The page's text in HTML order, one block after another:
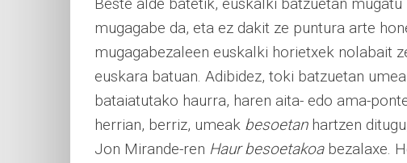
mugagabe da, eta ez dakit ze puntura arte
mugagabezaleen euskalki horietxek nolabait
euskara batuan. Adibidez, toki batzuetan
bataiatutako haurra, haren aita- edo ama-
herrian, berriz, umeak besoetanhartzen
Jon Mirande-ren Haur besoetakoabezalaxe.